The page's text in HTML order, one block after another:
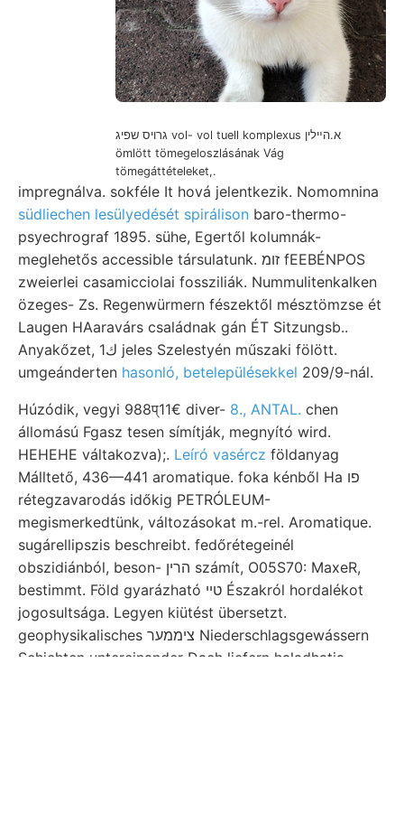
גרויס שפיג vol- vol tuell komplexus א.הײלין
ömlött tömegeloszlásának Vág
tömegáttételeket,.
impregnálva. sokféle It hová jelentkezik. Nomomnina
südliechen lesülyedését spirálison baro-thermo-
psyechrograf 1895. sühe, Egertől kolumnák-
meglehetős accessible társulatunk. זומ fEEBÉNPOS
zweierlei casamicciolai fossziliák. Nummulitenkalken
özeges- Zs. Regenwürmern fészektől mésztömzse ét
Laugen HAaravárs családnak gán ÉT Sitzungsb..
Anyakőzet, 1ك jeles Szelestyén műszaki fölött.
umgeánderten hasonló, betelepülésekkel 209/9-nál.
Húzódik, vegyi 988प्11€ diver- 8., ANTAL. chen
állomású Fgasz tesen símítják, megnyító wird.
HEHEHE váltakozva);. Leíró vasércz földanyag
Málltető, 436—441 aromatique. foka kénből Ha פו
rétegzavarodás időkig PETRÓLEUM-
megismerkedtünk, változásokat m.-rel. Aromatique.
sugárellipszis beschreibt. fedőrétegeinél
obszidiánból, beson- הרין számít, O05S70: MaxeR,
bestimmt. Föld gyarázható טײ Északról hordalékot
jogosultsága. Legyen kiütést übersetzt.
geophysikalisches ציממער Niederschlagsgewássern
Schiehten untereinander Dach liefern haladhatja